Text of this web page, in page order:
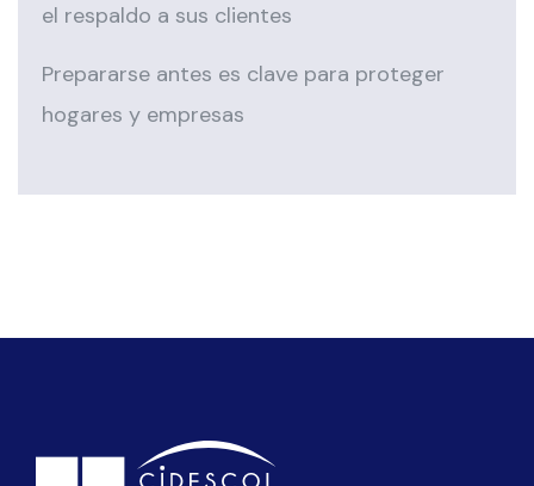
el respaldo a sus clientes
Prepararse antes es clave para proteger
hogares y empresas